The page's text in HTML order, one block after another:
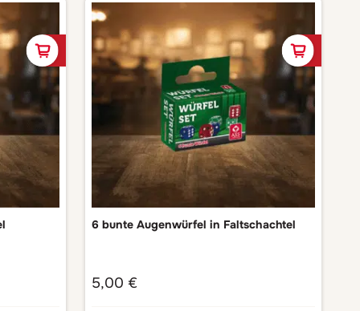
In den Warenkorb
6 bunte Augenwürfel in Faltschachtel
5,00 €